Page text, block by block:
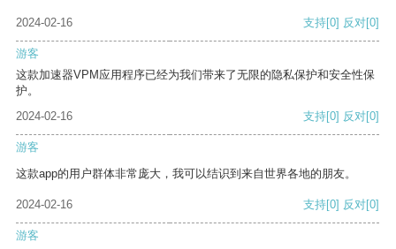
2024-02-16 支持[0] 反对[0]
游客
这款加速器VPM应用程序已经为我们带来了无限的隐私保护和安全性保
护。
2024-02-16
支持[0] 反对[0]
游客
这款app的用户群体非常庞大，我可以结识到来自世界各地的朋友。
2024-02-16 支持[0] 反对[0]
游客